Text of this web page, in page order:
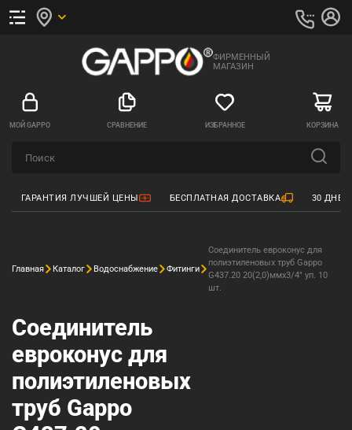
ФИРМЕННЫЙ
МАГАЗИН
МОЙ GAPPO СРАВНЕНИЕ ИЗБРАННОЕ КОРЗИНА
ГАРАНТИЯ ЛУЧШЕЙ ЦЕНЫ БЕСПЛАТНАЯ ДОСТАВКА 30
Главная Каталог Водоснабжение Фитинги
Соединитель евроконус для
полиэтиленовых труб Gappo
G437.20 20(2,0)ммх3/4" уп. 10
шт.
Соединитель
евроконус для
полиэтиленовых
труб Gappo